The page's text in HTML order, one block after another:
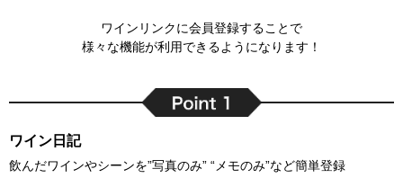
ワインリンクに会員登録することで
様々な機能が利用できるようになります！
ワイン日記
飲んだワインやシーンを”写真のみ” “メモのみ”など簡単登録